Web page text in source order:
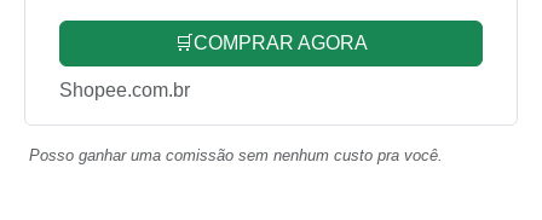
🛒COMPRAR AGORA
Shopee.com.br
Posso ganhar uma comissão sem nenhum custo pra você.